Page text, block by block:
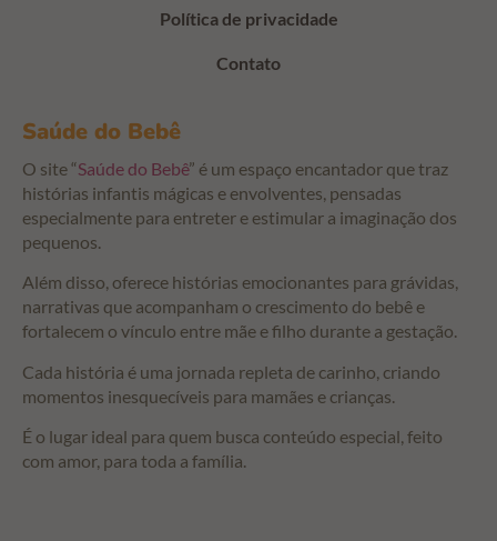
Saúde do Bebê
O site “Saúde do Bebê” é um espaço encantador que traz
histórias infantis mágicas e envolventes, pensadas
especialmente para entreter e estimular a imaginação dos
pequenos.
Além disso, oferece histórias emocionantes para grávidas,
narrativas que acompanham o crescimento do bebê e
fortalecem o vínculo entre mãe e filho durante a gestação.
Cada história é uma jornada repleta de carinho, criando
momentos inesquecíveis para mamães e crianças.
É o lugar ideal para quem busca conteúdo especial, feito
com amor, para toda a família.
Política de privacidade
Contato